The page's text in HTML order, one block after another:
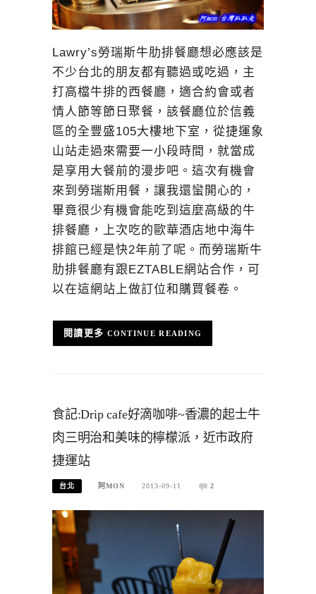
Lawry’s勞瑞斯牛肋排餐廳想必應該是
不少台北的朋友都有聽過或吃過，主
打高檔牛排的西餐廳，適合約會或者
情人節等節日聚餐，該餐廳位於信義
區的全豐盛105大樓地下室，從捷運象
山站走過來需要一小段時間，就當成
是享用大餐前的漫步吧。這次有機會
來到勞瑞斯用餐，讓我還蠻開心的，
畢竟很少有機會能吃到這麼高級的牛
排餐廳，上次吃的歐華酒店地中海牛
排館已經是快2年前了呢。而勞瑞斯牛
肋排餐廳有跟EZTABLE網站合作，可
以在這網站上做訂位和購買餐卷。
CONTINUE READING
食記:Drip cafe好滴咖啡~香濃的起士牛
肉三明治和美味的檸檬派，近市政府
捷運站
台北 阿MON 2013-09-11 2